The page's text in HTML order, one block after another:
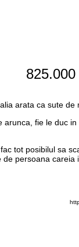
arata ca sute
fie le duc
tot posibilul sa
persoana